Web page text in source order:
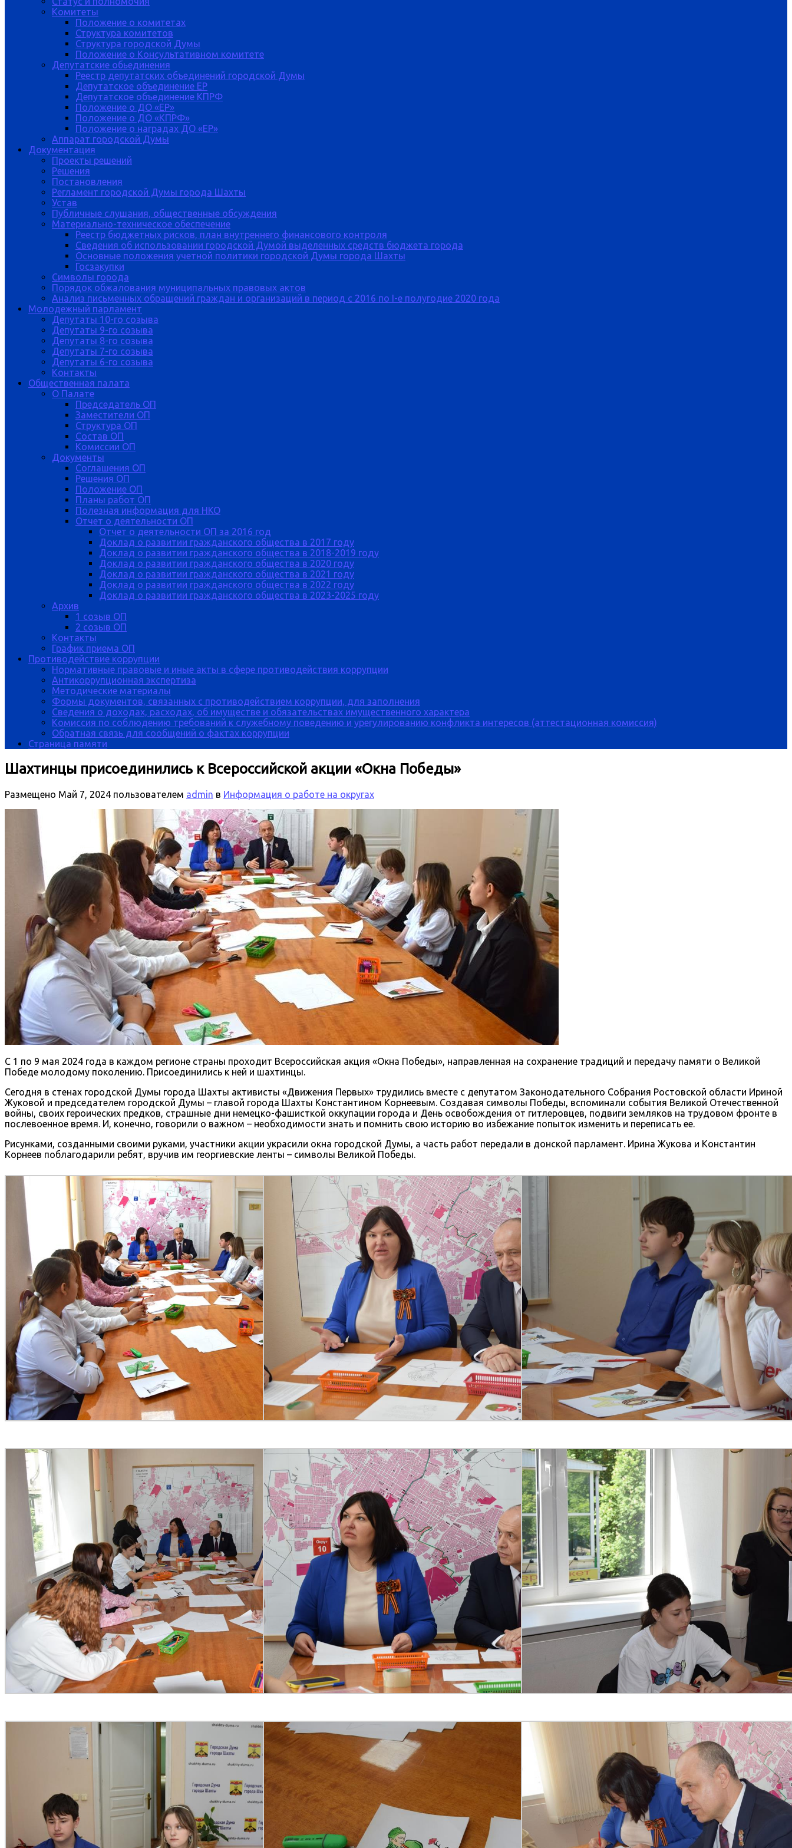
Комитеты
Положение о комитетах
Структура комитетов
Структура городской Думы
Положение о Консультативном комитете
Депутатские обьединения
Реестр депутатских объединений городской Думы
Депутатское объединение ЕР
Депутатское объединение КПРФ
Положение о ДО «ЕР»
Положение о ДО «КПРФ»
Положение о наградах ДО «ЕР»
Аппарат городской Думы
Документация
Проекты решений
Решения
Постановления
Регламент городской Думы города Шахты
Устав
Публичные слушания, общественные обсуждения
Материально-техническое обеспечение
Реестр бюджетных рисков, план внутреннего финансового контроля
Сведения об использовании городской Думой выделенных средств бюджета города
Основные положения учетной политики городской Думы города Шахты
Госзакупки
Символы города
Порядок обжалования муниципальных правовых актов
Анализ письменных обращений граждан и организаций в период с 2016 по I-е полугодие 2020 года
Молодежный парламент
Депутаты 10-го созыва
Депутаты 9-го созыва
Депутаты 8-го созыва
Депутаты 7-го созыва
Депутаты 6-го созыва
Контакты
Общественная палата
О Палате
Председатель ОП
Заместители ОП
Структура ОП
Состав ОП
Комиссии ОП
Документы
Соглашения ОП
Решения ОП
Положение ОП
Планы работ ОП
Полезная информация для НКО
Отчет о деятельности ОП
Отчет о деятельности ОП за 2016 год
Доклад о развитии гражданского общества в 2017 году
Доклад о развитии гражданского общества в 2018-2019 году
Доклад о развитии гражданского общества в 2020 году
Доклад о развитии гражданского общества в 2021 году
Доклад о развитии гражданского общества в 2022 году
Доклад о развитии гражданского общества в 2023-2025 году
Архив
1 созыв ОП
2 созыв ОП
Контакты
График приема ОП
Противодействие коррупции
Нормативные правовые и иные акты в сфере противодействия коррупции
Антикоррупционная экспертиза
Методические материалы
Формы документов, связанных с противодействием коррупции, для заполнения
Сведения о доходах, расходах, об имуществе и обязательствах имущественного характера
Комиссия по соблюдению требований к служебному поведению и урегулированию конфликта интересов (аттестационная комиссия)
Обратная связь для сообщений о фактах коррупции
Страница памяти
Шахтинцы присоединились к Всероссийской акции «Окна Победы»
Размещено Май 7, 2024 пользователем admin в Информация о работе на округах
С 1 по 9 мая 2024 года в каждом регионе страны проходит Всероссийская акция «Окна Победы», направленная на сохранение традиций и передачу памяти о Великой
Победе молодому поколению. Присоединились к ней и шахтинцы.
Сегодня в стенах городской Думы города Шахты активисты «Движения Первых» трудились вместе с депутатом Законодательного Собрания Ростовской области Ириной
Жуковой и председателем городской Думы – главой города Шахты Константином Корнеевым. Создавая символы Победы, вспоминали события Великой Отечественной
войны, своих героических предков, страшные дни немецко-фашисткой оккупации города и День освобождения от гитлеровцев, подвиги земляков на трудовом фронте в
послевоенное время. И, конечно, говорили о важном – необходимости знать и помнить свою историю во избежание попыток изменить и переписать ее.
Рисунками, созданными своими руками, участники акции украсили окна городской Думы, а часть работ передали в донской парламент. Ирина Жукова и Константин
Корнеев поблагодарили ребят, вручив им георгиевские ленты – символы Великой Победы.